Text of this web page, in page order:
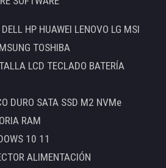
HP HUAWEI LENOVO LG MSI
TOSHIBA
LCD TECLADO BATERÍA
DURO SATA SSD M2 NVMe
RAM
10 11
ALIMENTACIÓN